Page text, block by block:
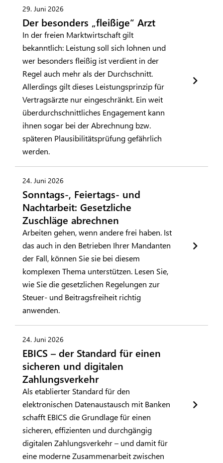
29. Juni 2026
Der besonders „fleißige“ Arzt
In der freien Marktwirtschaft gilt
bekanntlich: Leistung soll sich lohnen und
wer besonders fleißig ist verdient in der
Regel auch mehr als der Durchschnitt.
Allerdings gilt dieses Leistungsprinzip für
Vertragsärzte nur eingeschränkt. Ein weit
überdurchschnittliches Engagement kann
ihnen sogar bei der Abrechnung bzw.
späteren Plausibilitätsprüfung gefährlich
werden.
24. Juni 2026
Sonntags-, Feiertags- und
Nachtarbeit: Gesetzliche
Zuschläge abrechnen
Arbeiten gehen, wenn andere frei haben. Ist
das auch in den Betrieben Ihrer Mandanten
der Fall, können Sie sie bei diesem
komplexen Thema unterstützen. Lesen Sie,
wie Sie die gesetzlichen Regelungen zur
Steuer- und Beitragsfreiheit richtig
anwenden.
24. Juni 2026
EBICS – der Standard für einen
sicheren und digitalen
Zahlungsverkehr
Als etablierter Standard für den
elektronischen Datenaustausch mit Banken
schafft EBICS die Grundlage für einen
sicheren, effizienten und durchgängig
digitalen Zahlungsverkehr – und damit für
eine moderne Zusammenarbeit zwischen